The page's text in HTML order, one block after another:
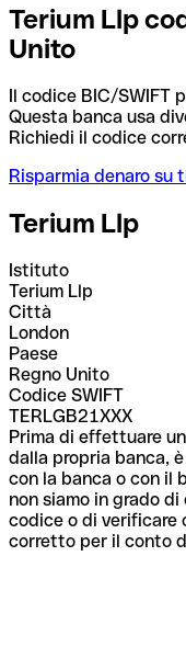
Terium Llp
Unito
Il codice BIC/SWIFT
Questa banca usa
Richiedi il codice
Risparmia denaro su
Terium Llp
Istituto
Terium Llp
Città
London
Paese
Regno Unito
Codice SWIFT
TERLGB21XXX
Prima di effettuare
dalla propria banca,
con la banca o con il
non siamo in grado
codice o di verificare
corretto per il conto